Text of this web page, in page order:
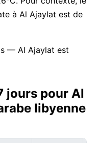
à Al Ajaylat est de
— Al Ajaylat est
jours pour Al
libyenne